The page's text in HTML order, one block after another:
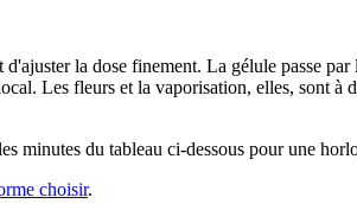
la dose finement. La gélule passe
Les fleurs et la vaporisation, elles, sont à
minutes du tableau ci-dessous pour une
choisir.